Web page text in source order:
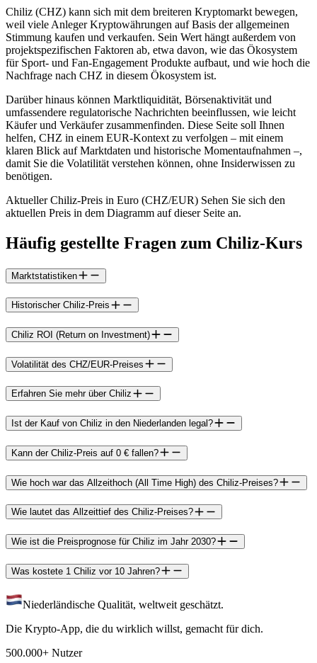
Chiliz (CHZ) kann sich mit dem breiteren Kryptomarkt bewegen,
weil viele Anleger Kryptowährungen auf Basis der allgemeinen
Stimmung kaufen und verkaufen. Sein Wert hängt außerdem von
projektspezifischen Faktoren ab, etwa davon, wie das Ökosystem
für Sport- und Fan-Engagement Produkte aufbaut, und wie hoch die
Nachfrage nach CHZ in diesem Ökosystem ist.
Darüber hinaus können Marktliquidität, Börsenaktivität und
umfassendere regulatorische Nachrichten beeinflussen, wie leicht
Käufer und Verkäufer zusammenfinden. Diese Seite soll Ihnen
helfen, CHZ in einem EUR-Kontext zu verfolgen – mit einem
klaren Blick auf Marktdaten und historische Momentaufnahmen –,
damit Sie die Volatilität verstehen können, ohne Insiderwissen zu
benötigen.
Aktueller Chiliz-Preis in Euro (CHZ/EUR) Sehen Sie sich den
aktuellen Preis in dem Diagramm auf dieser Seite an.
Häufig gestellte Fragen zum Chiliz-Kurs
Marktstatistiken
Historischer Chiliz-Preis
Chiliz ROI (Return on Investment)
Volatilität des CHZ/EUR-Preises
Erfahren Sie mehr über Chiliz
Ist der Kauf von Chiliz in den Niederlanden legal?
Kann der Chiliz-Preis auf 0 € fallen?
Wie hoch war das Allzeithoch (All Time High) des Chiliz-Preises?
Wie lautet das Allzeittief des Chiliz-Preises?
Wie ist die Preisprognose für Chiliz im Jahr 2030?
Was kostete 1 Chiliz vor 10 Jahren?
Niederländische Qualität, weltweit geschätzt.
Die Krypto-App, die du wirklich willst, gemacht für dich.
500.000+ Nutzer